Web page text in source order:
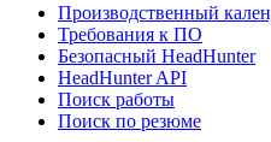
Производственный
Требования к ПО
Безопасный HeadHunter
HeadHunter API
Поиск работы
Поиск по резюме